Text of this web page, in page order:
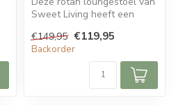
Sweet Living heeft een
loung...
€149,95 €119,95
Backorder